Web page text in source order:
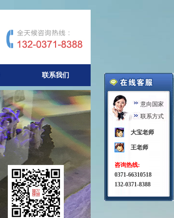
联系我们
意向国家
联系方式
大宝老师
王老师
咨询热线:
0371-66310518
132-0371-8388